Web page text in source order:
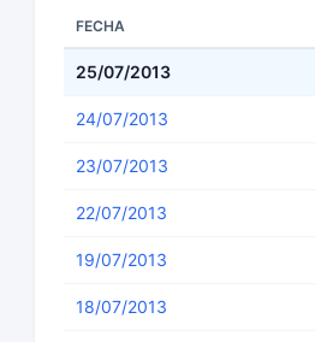
FECHA
25/07/2013
24/07/2013
23/07/2013
22/07/2013
19/07/2013
18/07/2013